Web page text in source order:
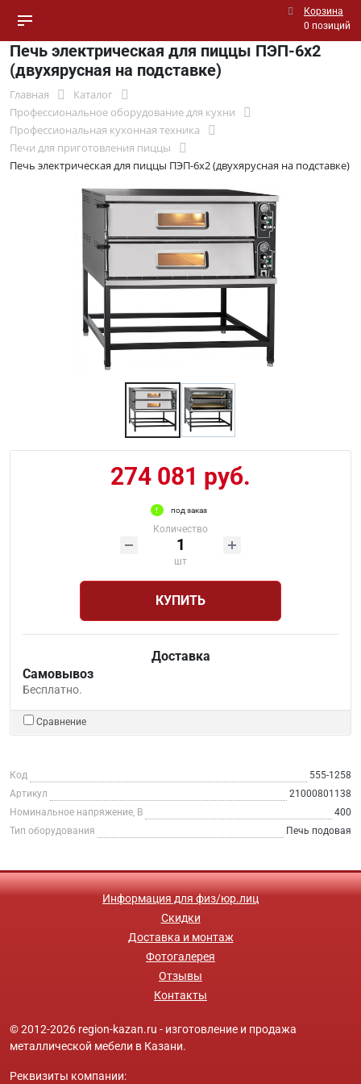
Корзина
0 позиций
Печь электрическая для пиццы ПЭП-6х2
(двухярусная на подставке)
Главная
Каталог
Профессиональное оборудование для кухни
Профессиональная кухонная техника
Печи для приготовления пиццы
Печь электрическая для пиццы ПЭП-6х2 (двухярусная на подставке)
274 081 руб.
под заказ
Количество
шт
КУПИТЬ
Доставка
Самовывоз
Бесплатно.
Сравнение
Код
555-1258
Артикул
21000801138
Номинальное напряжение, В
400
Тип оборудования
Печь подовая
Информация для физ/юр.лиц
Скидки
Доставка и монтаж
Фотогалерея
Отзывы
Контакты
© 2012-2026 region-kazan.ru - изготовление и продажа
металлической мебели в Казани.
Реквизиты компании: